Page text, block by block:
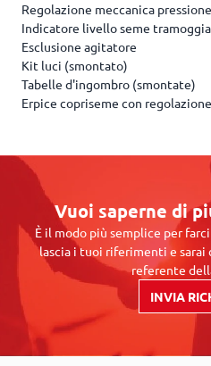
Regolazione meccanica
Indicatore livello seme tramoggia
Esclusione agitatore
Kit luci (smontato)
Tabelle d'ingombro (smontate)
Erpice copriseme con
Vuoi saperne di
È il modo più semplice per
lascia i tuoi riferimenti e
referente
INVIA